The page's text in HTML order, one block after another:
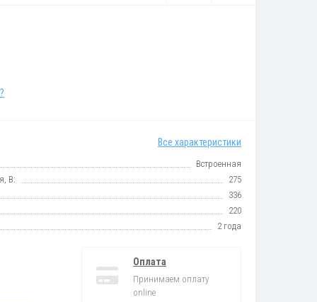
Все характеристики
Встроенная
В:
275
336
220
2 года
Оплата
Принимаем оплату
online